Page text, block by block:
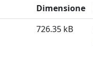
Dimensione
726.35 kB